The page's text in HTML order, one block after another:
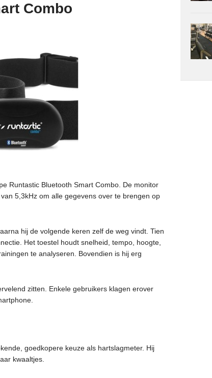
Combo
Runtastic Bluetooth Smart Combo. De monitor
5,3kHz om alle gegevens over te brengen op
hij de volgende keren zelf de weg vindt. Tien
Het toestel houdt snelheid, tempo, hoogte,
te analyseren. Bovendien is hij erg
zitten. Enkele gebruikers klagen erover
goedkopere keuze als hartslagmeter. Hij
kwaaltjes.